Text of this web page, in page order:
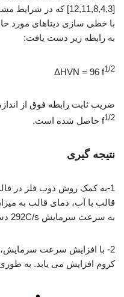
[12,11,8,4,3] که در
با خطی سازی دیتاهای مورد
به رابطه زیر دست یافت:
ΔHVN = 96 f1/2
f1/2 حاصل شده است.
نتیجه گیری
1-به کمک روش ذوب فلز در
قالب با آب، دمای قالب به
به سرعت سرمایش 292C/s دست یافت.
2- با افزایش سرعت سرمایش،
کروم افزایش می یابد. به